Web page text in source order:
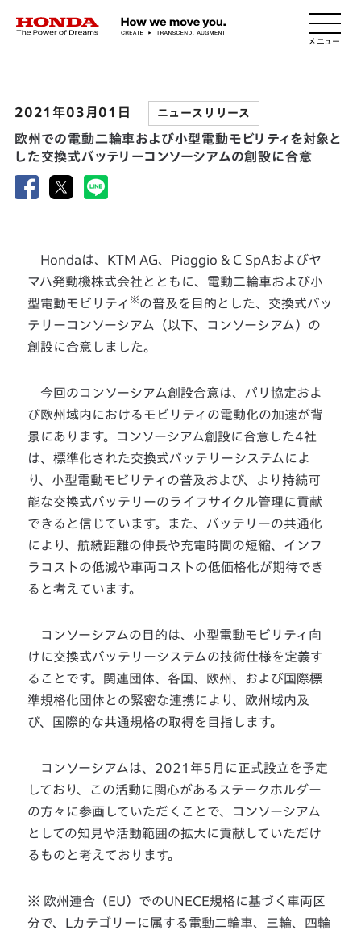
HONDA The Power of Dreams
2021年03月01日 ニュースリリース
欧州での電動二輪車および小型電動モビリティを対象と
した交換式バッテリーコンソーシアムの創設に合意
Hondaは、KTM AG、Piaggio & C SpAおよびヤ
マハ発動機株式会社とともに、電動二輪車および小
型電動モビリティ ※の普及を目的とした、交換式バッ
テリーコンソーシアム（以下、コンソーシアム）の
創設に合意しました。
今回のコンソーシアム創設合意は、パリ協定およ
び欧州域内におけるモビリティの電動化の加速が背
景にあります。コンソーシアム創設に合意した4社
は、標準化された交換式バッテリーシステムによ
り、小型電動モビリティの普及および、より持続可
能な交換式バッテリーのライフサイクル管理に貢献
できると信じています。また、バッテリーの共通化
により、航続距離の伸長や充電時間の短縮、インフ
ラコストの低減や車両コストの低価格化が期待でき
ると考えています。
コンソーシアムの目的は、小型電動モビリティ向
けに交換式バッテリーシステムの技術仕様を定義す
ることです。関連団体、各国、欧州、および国際標
準規格化団体との緊密な連携により、欧州域内及
び、国際的な共通規格の取得を目指します。
コンソーシアムは、2021年5月に正式設立を予定
しており、この活動に関心があるステークホルダー
の方々に参画していただくことで、コンソーシアム
としての知見や活動範囲の拡大に貢献していただけ
るものと考えております。
※ 欧州連合（EU）でのUNECE規格に基づく車両区
分で、Lカテゴリーに属する電動二輪車、三輪、四輪